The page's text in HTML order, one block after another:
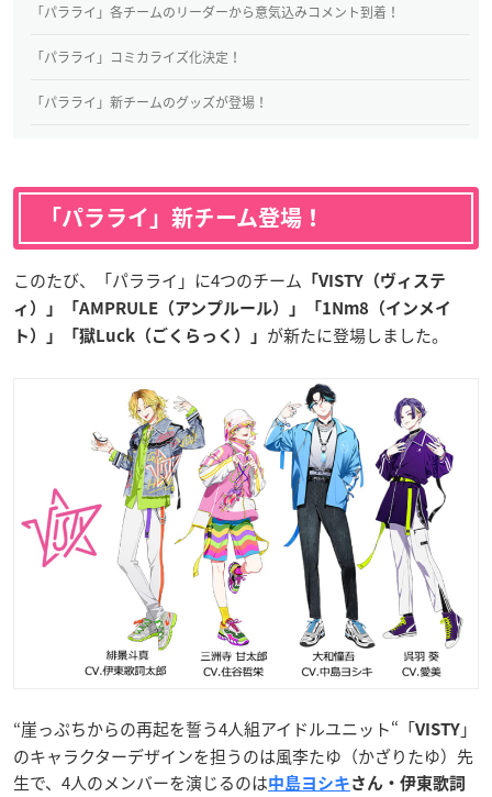
「パラライ」各チームのリーダーから意気込みコメント到着！
「パラライ」コミカライズ化決定！
「パラライ」新チームのグッズが登場！
「パラライ」新チーム登場！
このたび、「パラライ」に4つのチーム 「VISTY（ヴィステ
ィ）」「AMPRULE（アンプルール）」「1Nm8（インメイ
ト）」「獄Luck（ごくらっく）」 が新たに登場しました。
“崖っぷちからの再起を誓う4人組アイドルユニット“「VISTY 」
のキャラクターデザインを担うのは風李たゆ（かざりたゆ）先
生で、4人のメンバーを演じるのは中島ヨシキ さん・伊東歌詞